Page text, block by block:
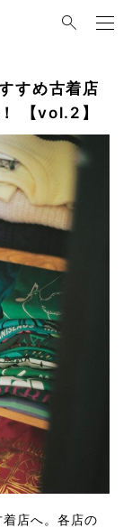
すめ古着店
【vol.2】
店へ。各店の